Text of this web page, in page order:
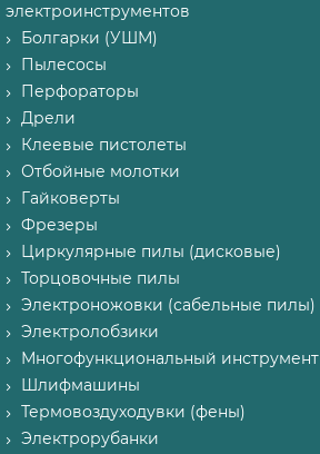
электроинструментов
Болгарки (УШМ)
Пылесосы
Перфораторы
Дрели
Клеевые пистолеты
Отбойные молотки
Гайковерты
Фрезеры
Циркулярные пилы (дисковые)
Торцовочные пилы
Электроножовки (сабельные пилы)
Электролобзики
Многофункциональный инструмент
Шлифмашины
Термовоздуходувки (фены)
Электрорубанки